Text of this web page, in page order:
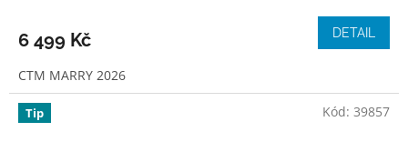
6 499 Kč DETAIL
CTM MARRY 2026
Tip Kód: 39857